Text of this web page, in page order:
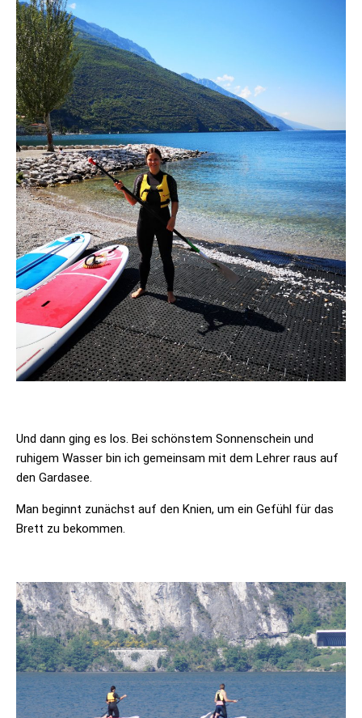
Und dann ging es los. Bei schönstem Sonnenschein und
ruhigem Wasser bin ich gemeinsam mit dem Lehrer raus auf
den Gardasee.
Man beginnt zunächst auf den Knien, um ein Gefühl für das
Brett zu bekommen.